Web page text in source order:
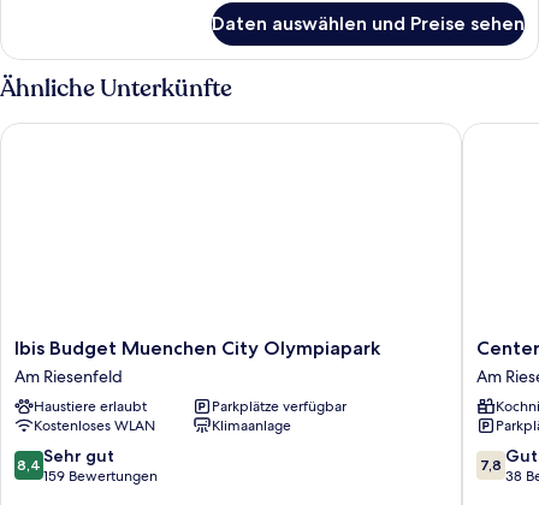
Doppel
Apartment
(Long
Stay)
Daten auswählen und Preise sehen
Ähnliche Unterkünfte
Ibis
Budget
Muenchen
City
Olympiapark
Am
Riesenfeld
Ibis Budget Muenchen City Olympiapark
Am Riesenfeld
Haustiere erlaubt
Parkplätze verfügbar
Kostenloses WLAN
Klimaanlage
8.4
von
8,4 Sehr gut
159 Bewertungen
Ibis Budget Muenchen City Olympiapark
City
Am
Am
7.8
von
7,8 Gut
38